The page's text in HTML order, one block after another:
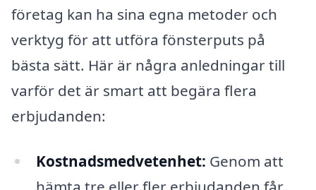
företag kan ha sina egna metoder och
verktyg för att utföra fönsterputs på
bästa sätt. Här är några anledningar till
varför det är smart att begära flera
erbjudanden:
Kostnadsmedvetenhet: Genom att